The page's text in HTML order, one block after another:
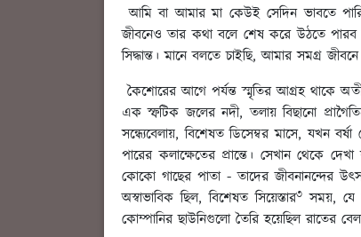
আমি বা আমার মা কেউই সেদিন ভাবতে
জীবনেও তার কথা বলে শেষ করে উঠতে পারব
সিদ্ধান্ত। মানে বলতে চাইছি, আমার সমগ্র
কৈশোরের আগে পর্যন্ত স্মৃতির আগ্রহ থাকে
এক স্ফটিক জলের নদী, তলায় বিছানো
সন্ধ্যেবেলায়, বিশেষত ডিসেম্বর মাসে, যখন
পারের কলাক্ষেতের প্রান্তে। সেখান থেকে
কোকো গাছের পাতা - তাদের জীবনানন্দের
অস্বাভাবিক ছিল, বিশেষত সিয়েস্তার৩সময়, যে
কোম্পানির ছাউনিগুলো তৈরি হয়েছিল রাতের